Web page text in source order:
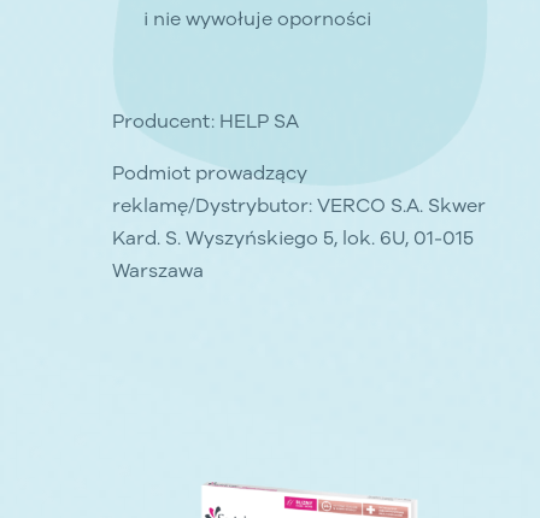
i nie wywołuje oporności
Producent: HELP SA
Podmiot prowadzący
reklamę/Dystrybutor: VERCO S.A. Skwer
Kard. S. Wyszyńskiego 5, lok. 6U, 01-015
Warszawa